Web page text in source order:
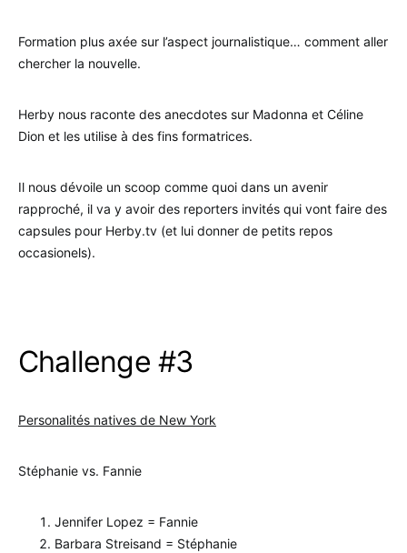
Formation plus axée sur l’aspect journalistique… comment aller
chercher la nouvelle.
Herby nous raconte des anecdotes sur Madonna et Céline
Dion et les utilise à des fins formatrices.
Il nous dévoile un scoop comme quoi dans un avenir
rapproché, il va y avoir des reporters invités qui vont faire des
capsules pour Herby.tv (et lui donner de petits repos
occasionels).
Challenge #3
Personalités natives de New York
Stéphanie vs. Fannie
Jennifer Lopez = Fannie
Barbara Streisand = Stéphanie